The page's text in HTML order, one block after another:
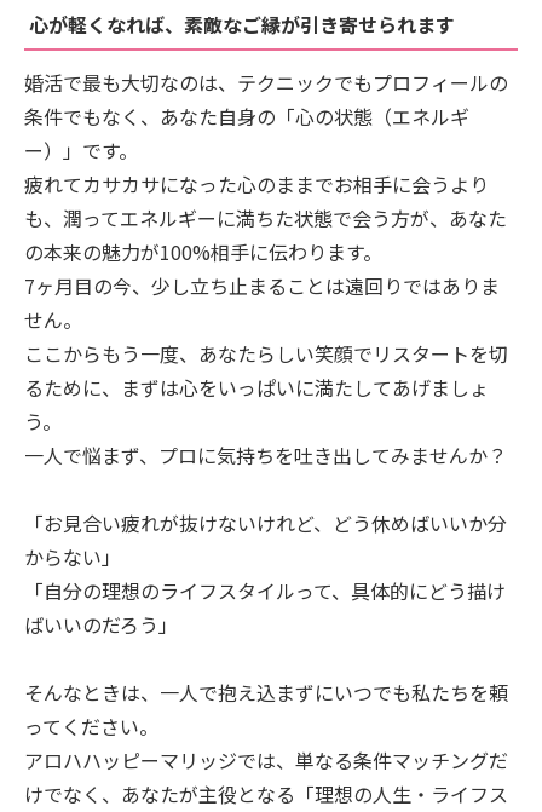
心が軽くなれば、素敵なご縁が引き寄せられます
婚活で最も大切なのは、テクニックでもプロフィールの
条件でもなく、あなた自身の「心の状態（エネルギ
ー）」です。
疲れてカサカサになった心のままでお相手に会うより
も、潤ってエネルギーに満ちた状態で会う方が、あなた
の本来の魅力が100%相手に伝わります。
7ヶ月目の今、少し立ち止まることは遠回りではありま
せん。
ここからもう一度、あなたらしい笑顔でリスタートを切
るために、まずは心をいっぱいに満たしてあげましょ
う。
一人で悩まず、プロに気持ちを吐き出してみませんか？
「お見合い疲れが抜けないけれど、どう休めばいいか分
からない」
「自分の理想のライフスタイルって、具体的にどう描け
ばいいのだろう」
そんなときは、一人で抱え込まずにいつでも私たちを頼
ってください。
アロハハッピーマリッジでは、単なる条件マッチングだ
けでなく、あなたが主役となる「理想の人生・ライフス